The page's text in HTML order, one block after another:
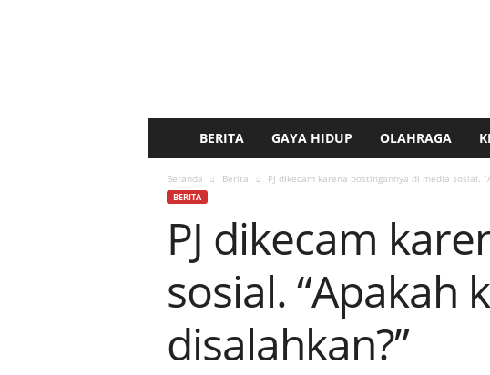
e
t
a
BERITA GAYA HIDUP OLAHRAGA
Beranda Berita PJ dikecam karena postingannya di media sosial.
BERITA
PJ dikecam
sosial. “Apakah
disalahkan?”